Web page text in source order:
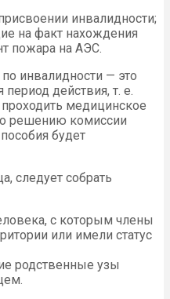
инвалидности;
на факт нахождения
пожара на АЭС.
инвалидности — это
действия, т. е.
медицинское
решению комиссии
будет
следует собрать
с которым члены
или имели статус
родственные узы